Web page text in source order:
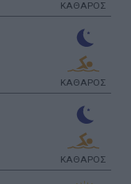
ΚΑΘΑΡΟΣ
ΚΑΘΑΡΟΣ
ΚΑΘΑΡΟΣ